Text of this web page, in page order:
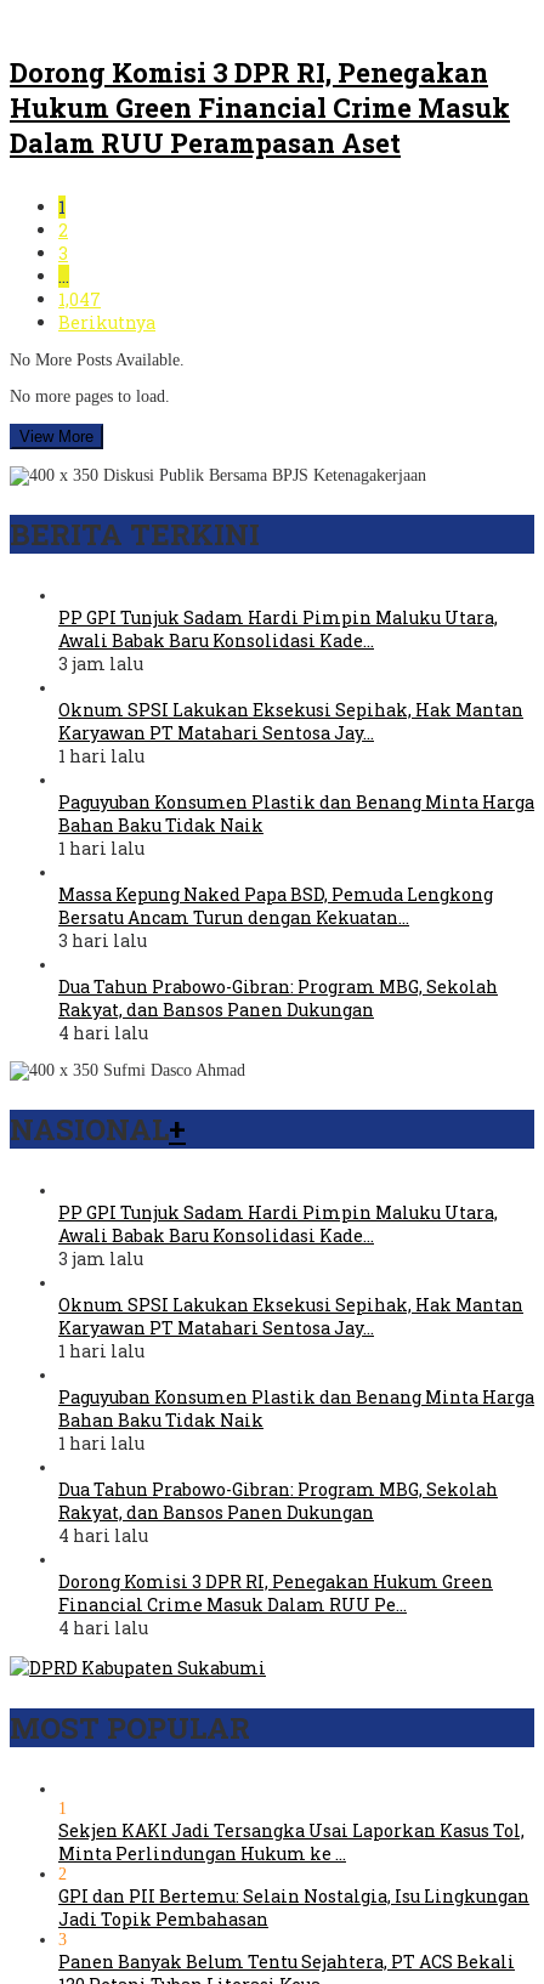
Dorong Komisi 3 DPR RI, Penegakan
Hukum Green Financial Crime Masuk
Dalam RUU Perampasan Aset
1
2
3
…
1,047
Berikutnya
No More Posts Available.
No more pages to load.
View More
BERITA TERKINI
PP GPI Tunjuk Sadam Hardi Pimpin Maluku Utara,
Awali Babak Baru Konsolidasi Kade…
3 jam lalu
Oknum SPSI Lakukan Eksekusi Sepihak, Hak Mantan
Karyawan PT Matahari Sentosa Jay…
1 hari lalu
Paguyuban Konsumen Plastik dan Benang Minta Harga
Bahan Baku Tidak Naik
1 hari lalu
Massa Kepung Naked Papa BSD, Pemuda Lengkong
Bersatu Ancam Turun dengan Kekuatan…
3 hari lalu
Dua Tahun Prabowo-Gibran: Program MBG, Sekolah
Rakyat, dan Bansos Panen Dukungan
4 hari lalu
NASIONAL+
PP GPI Tunjuk Sadam Hardi Pimpin Maluku Utara,
Awali Babak Baru Konsolidasi Kade…
3 jam lalu
Oknum SPSI Lakukan Eksekusi Sepihak, Hak Mantan
Karyawan PT Matahari Sentosa Jay…
1 hari lalu
Paguyuban Konsumen Plastik dan Benang Minta Harga
Bahan Baku Tidak Naik
1 hari lalu
Dua Tahun Prabowo-Gibran: Program MBG, Sekolah
Rakyat, dan Bansos Panen Dukungan
4 hari lalu
Dorong Komisi 3 DPR RI, Penegakan Hukum Green
Financial Crime Masuk Dalam RUU Pe…
4 hari lalu
MOST POPULAR
1
Sekjen KAKI Jadi Tersangka Usai Laporkan Kasus Tol,
Minta Perlindungan Hukum ke …
2
GPI dan PII Bertemu: Selain Nostalgia, Isu Lingkungan
Jadi Topik Pembahasan
3
Panen Banyak Belum Tentu Sejahtera, PT ACS Bekali